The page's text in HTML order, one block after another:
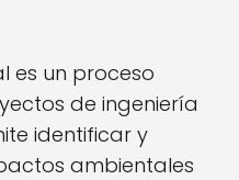
es un proceso
de ingeniería
identificar y
ambientales